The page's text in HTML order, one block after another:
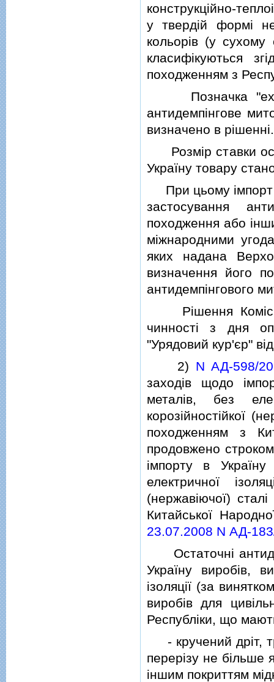
конструкцiйно-
у твердiй формi
кольорiв (у
класифiкуються
походженням з
Позначка "ex"
антидемпiнгове
визначено в рiшеннi.
Розмiр ставки
Україну товару
При цьому iмпорт
застосування
походження або
мiжнародними
яких надана
визначення його
антидемпiнгового
Рiшення
чинностi з дня
"Урядовий кур'єр"
2) N АД-598/
заходiв щодо
металiв, без
корозiйностiйкої
походженням з
продовжено
iмпорту в
електричної
(нержавiючої)
Китайської
23.07.2008 N АД-
Остаточнi
Україну виробiв,
iзоляцiї (за
виробiв для
Республiки, що
- кручений дрiт,
перерiзу не бiльше
iншим покриттям